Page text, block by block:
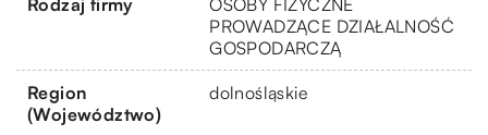
PROWADZĄCE DZIAŁALNOŚĆ
GOSPODARCZĄ
Region
(Województwo)
dolnośląskie